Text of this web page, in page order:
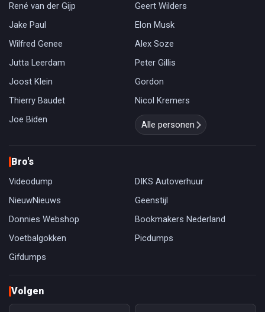
René van der Gijp
Geert Wilders
Jake Paul
Elon Musk
Wilfred Genee
Alex Soze
Jutta Leerdam
Peter Gillis
Joost Klein
Gordon
Thierry Baudet
Nicol Kremers
Joe Biden
Alle personen
Bro's
Videodump
DIKS Autoverhuur
NieuwNieuws
Geenstijl
Donnies Webshop
Bookmakers Nederland
Voetbalgokken
Picdumps
Gifdumps
Volgen